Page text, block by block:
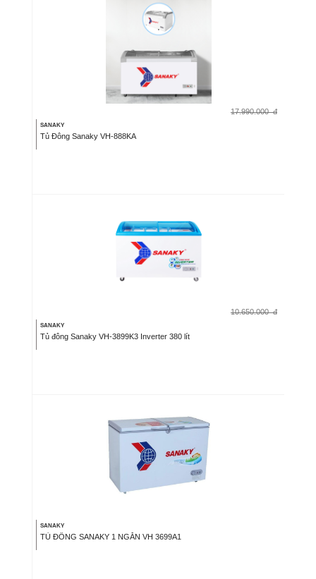
17.990.000 đ
SANAKY
Tủ Đông Sanaky VH-888KA
10.650.000 đ
SANAKY
Tủ đông Sanaky VH-3899K3 Inverter 380 lít
SANAKY
TỦ ĐÔNG SANAKY 1 NGĂN VH 3699A1